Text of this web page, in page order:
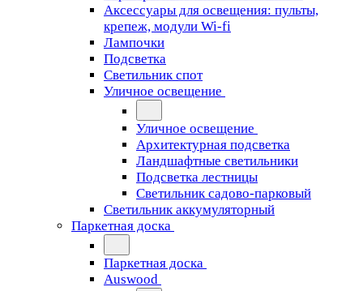
Аксессуары для освещения: пульты,
крепеж, модули Wi-fi
Лампочки
Подсветка
Светильник спот
Уличное освещение
Уличное освещение
Архитектурная подсветка
Ландшафтные светильники
Подсветка лестницы
Светильник садово-парковый
Светильник аккумуляторный
Паркетная доска
Паркетная доска
Auswood